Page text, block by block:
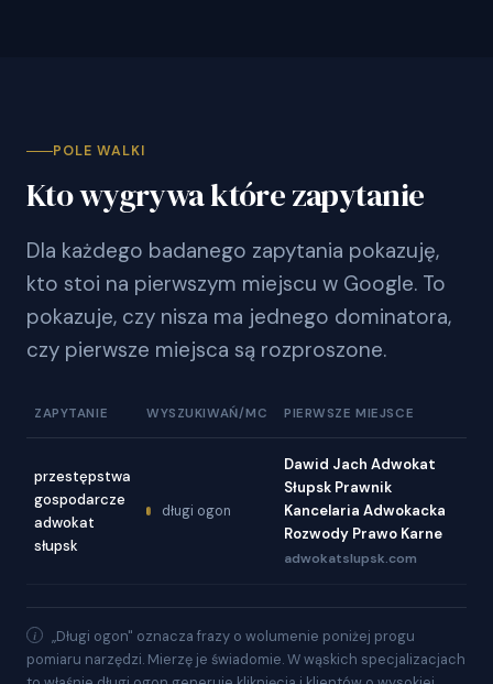
POLE WALKI
Kto wygrywa które zapytanie
Dla każdego badanego zapytania pokazuję,
kto stoi na pierwszym miejscu w Google. To
pokazuje, czy nisza ma jednego dominatora,
czy pierwsze miejsca są rozproszone.
ZAPYTANIE WYSZUKIWAŃ/MC PIERWSZE MIEJSCE
przestępstwa
gospodarcze
adwokat
słupsk
długi ogon
Dawid Jach Adwokat
Słupsk Prawnik
Kancelaria Adwokacka
Rozwody Prawo Karne
adwokatslupsk.com
„Długi ogon" oznacza frazy o wolumenie poniżej progu
pomiaru narzędzi. Mierzę je świadomie. W wąskich specjalizacjach